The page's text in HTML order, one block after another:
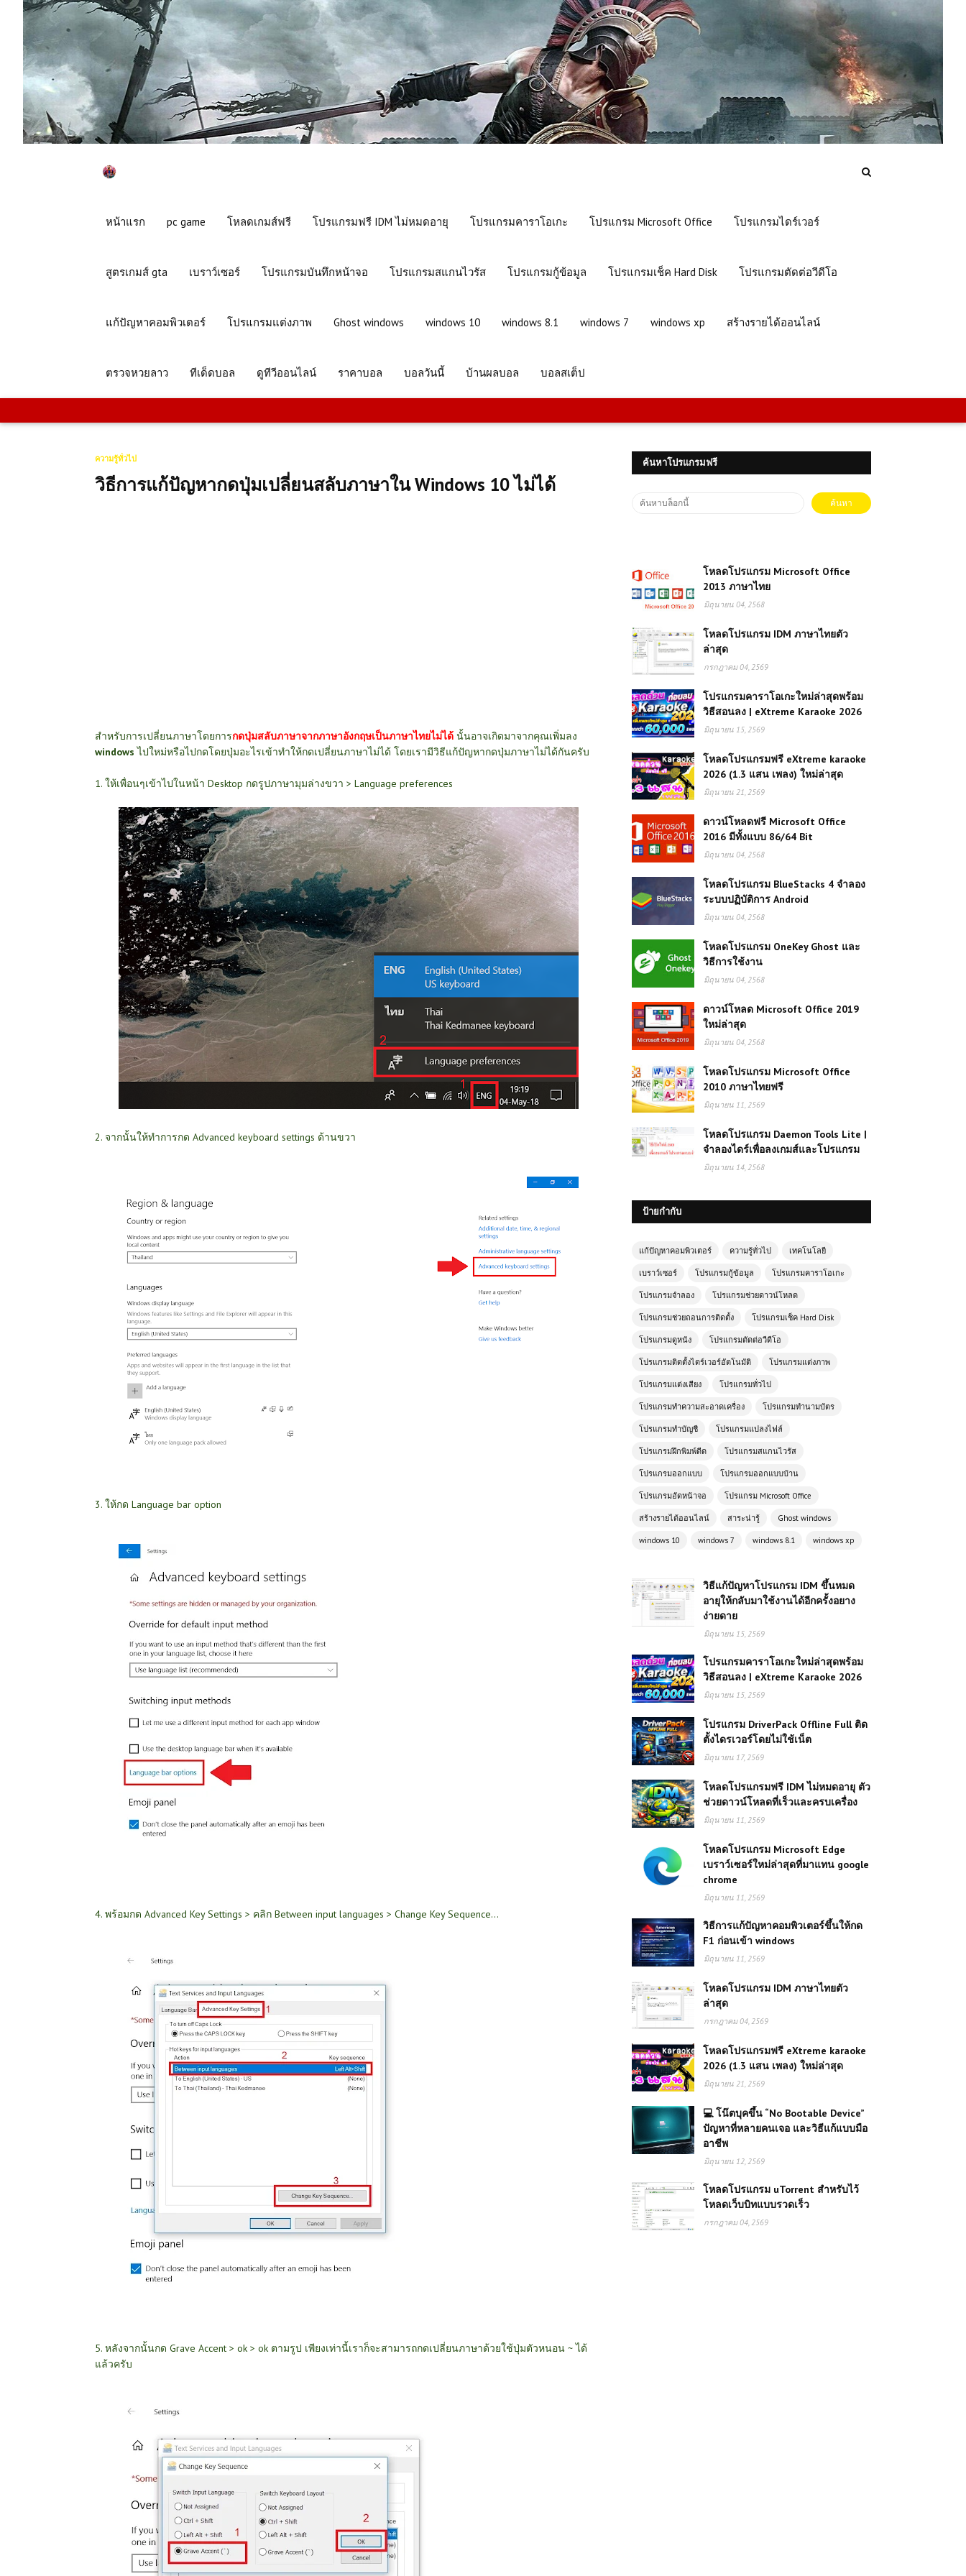
หน้าแรก pc game โหลดเกมส์ฟรี โปรแกรมฟรี IDM ไม่หมดอายุ โปรแกรมคาราโอเกะ โปรแกรม Microsoft Office โปรแกรมไดร์เวอร์
สูตรเกมส์ gta เบราว์เซอร์ โปรแกรมบันทึกหน้าจอ โปรแกรมสแกนไวรัส โปรแกรมกู้ข้อมูล โปรแกรมเช็ค Hard Disk โปรแกรมตัดต่อวีดีโอ
แก้ปัญหาคอมพิวเตอร์ โปรแกรมแต่งภาพ Ghost windows windows 10 windows 8.1 windows 7 windows xp สร้างรายได้ออนไลน์
ตรวจหวยลาว ทีเด็ดบอล ดูทีวีออนไลน์ ราคาบอล บอลวันนี้ บ้านผลบอล บอลสเต็ป
ความรู้ทั่วไป
วิธีการแก้ปัญหากดปุ่มเปลี่ยนสลับภาษาใน Windows 10 ไม่ได้
สำหรับการเปลี่ยนภาษาโดยการกดปุ่มสลับภาษาจากภาษาอังกฤษเป็นภาษาไทยไม่ได้ นั้นอาจเกิดมาจากคุณเพิ่มลง
windowsไปใหม่หรือไปกดโดยปุ่มอะไรเข้าทำให้กดเปลี่ยนภาษาไม่ได้ โดยเรามีวิธีแก้ปัญหากดปุ่มภาษาไม่ได้กันครับ
1. ให้เพื่อนๆเข้าไปในหน้า Desktop กดรูปภาษามุมล่างขวา > Language preferences
2. จากนั้นให้ทำการกด Advanced keyboard settings ด้านขวา
3. ให้กด Language bar option
4. พร้อมกด Advanced Key Settings > คลิก Between input languages > Change Key Sequence…
5. หลังจากนั้นกด Grave Accent > ok > ok ตามรูป เพียงเท่านี้เราก็จะสามารถกดเปลี่ยนภาษาด้วยใช้ปุ่มตัวหนอน ~ ได้
แล้วครับ
ค้นหาโปรแกรมฟรี
โหลดโปรแกรม Microsoft Office
2013 ภาษาไทย
มิถุนายน 04, 2568
โหลดโปรแกรม IDM ภาษาไทยตัว
ล่าสุด
กรกฎาคม 04, 2569
โปรแกรมคาราโอเกะใหม่ล่าสุดพร้อม
วิธีสอนลง | eXtreme Karaoke 2026
มิถุนายน 15, 2569
โหลดโปรแกรมฟรี eXtreme karaoke
2026 (1.3 แสน เพลง) ใหม่ล่าสุด
มิถุนายน 21, 2569
ดาวน์โหลดฟรี Microsoft Office
2016 มีทั้งแบบ 86/64 Bit
มิถุนายน 04, 2568
โหลดโปรแกรม BlueStacks 4 จำลอง
ระบบปฏิบัติการ Android
มิถุนายน 04, 2568
โหลดโปรแกรม OneKey Ghost และ
วิธีการใช้งาน
มิถุนายน 04, 2568
ดาวน์โหลด Microsoft Office 2019
ใหม่ล่าสุด
มิถุนายน 04, 2568
โหลดโปรแกรม Microsoft Office
2010 ภาษาไทยฟรี
มิถุนายน 11, 2569
โหลดโปรแกรม Daemon Tools Lite |
จำลองไดร์เพื่อลงเกมส์และโปรแกรม
มิถุนายน 14, 2568
ป้ายกำกับ
แก้ปัญหาคอมพิวเตอร์ ความรู้ทั่วไป เทคโนโลยี
เบราว์เซอร์ โปรแกรมกู้ข้อมูล โปรแกรมคาราโอเกะ
โปรแกรมจำลอง โปรแกรมช่วยดาวน์โหลด
โปรแกรมช่วยถอนการติดตั้ง โปรแกรมเช็ค Hard Disk
โปรแกรมดูหนัง โปรแกรมตัดต่อวีดีโอ
โปรแกรมติดตั้งไดร์เวอร์อัตโนมัติ โปรแกรมแต่งภาพ
โปรแกรมแต่งเสียง โปรแกรมทั่วไป
โปรแกรมทำความสะอาดเครื่อง โปรแกรมทำนามบัตร
โปรแกรมทำบัญชี โปรแกรมแปลงไฟล์
โปรแกรมฝึกพิมพ์ดีด โปรแกรมสแกนไวรัส
โปรแกรมออกแบบ โปรแกรมออกแบบบ้าน
โปรแกรมอัดหน้าจอ โปรแกรม Microsoft Office
สร้างรายได้ออนไลน์ สาระน่ารู้ Ghost windows
windows 10 windows 7 windows 8.1 windows xp
วิธีแก้ปัญหาโปรแกรม IDM ขึ้นหมด
อายุให้กลับมาใช้งานได้อีกครั้งอยาง
ง่ายดาย
มิถุนายน 15, 2569
โปรแกรมคาราโอเกะใหม่ล่าสุดพร้อม
วิธีสอนลง | eXtreme Karaoke 2026
มิถุนายน 15, 2569
โปรแกรม DriverPack Offline Full ติด
ตั้งไดรเวอร์โดยไม่ใช้เน็ต
มิถุนายน 17, 2569
โหลดโปรแกรมฟรี IDM ไม่หมดอายุ ตัว
ช่วยดาวน์โหลดที่เร็วและครบเครื่อง
มิถุนายน 11, 2569
โหลดโปรแกรม Microsoft Edge
เบราว์เซอร์ใหม่ล่าสุดที่มาแทน google
chrome
มิถุนายน 11, 2569
วิธีการแก้ปัญหาคอมพิวเตอร์ขึ้นให้กด
F1 ก่อนเข้า windows
มิถุนายน 11, 2569
โหลดโปรแกรม IDM ภาษาไทยตัว
ล่าสุด
กรกฎาคม 04, 2569
โหลดโปรแกรมฟรี eXtreme karaoke
2026 (1.3 แสน เพลง) ใหม่ล่าสุด
มิถุนายน 21, 2569
💻 โน๊ตบุคขึ้น “No Bootable Device”
ปัญหาที่หลายคนเจอ และวิธีแก้แบบมือ
อาชีพ
มิถุนายน 12, 2569
โหลดโปรแกรม uTorrent สำหรับไว้
โหลดเว็บบิทแบบรวดเร็ว
กรกฎาคม 04, 2569